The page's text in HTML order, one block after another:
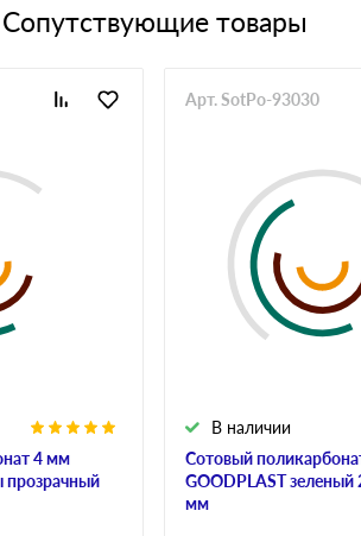
Сопутствующие товары
4 мм
прозрачный
Сотовый
GOODPLAST зеленый
мм
В наличии
Арт. SotPo-93030